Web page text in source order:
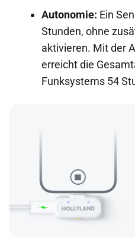
Autonomie: Ein
Stunden, ohne
aktivieren. Mit der
erreicht die
Funksystems 54